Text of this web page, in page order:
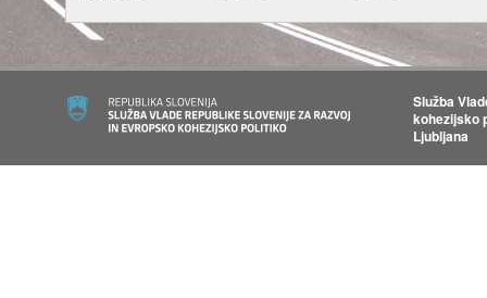
Služba
kohezijsko
Ljubljana